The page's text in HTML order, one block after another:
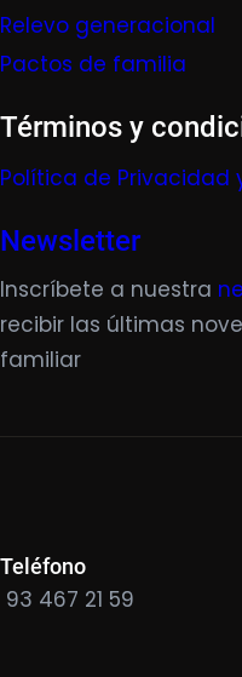
Relevo generacional
Pactos de familia
Términos y
Política de Privacidad
Newsletter
Inscríbete a nuestra
recibir las últimas
familiar
Teléfono
93 467 21 59